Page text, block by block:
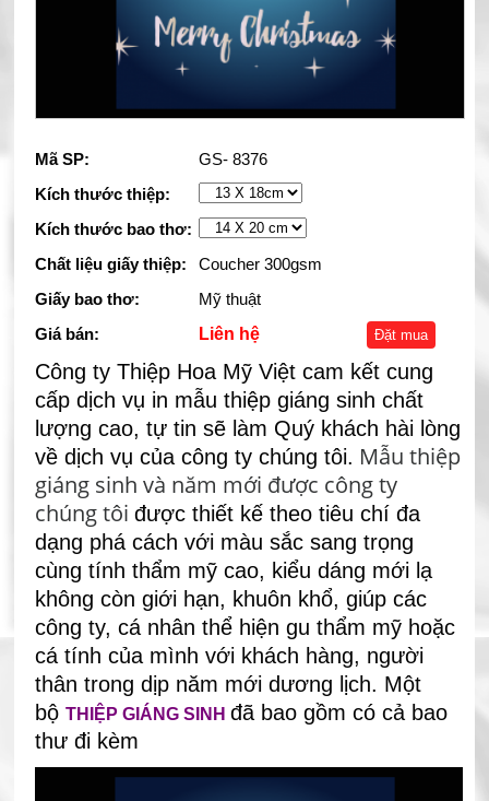
Mã SP:
GS- 8376
Kích thước thiệp:
Kích thước bao thơ:
Chất liệu giấy thiệp:
Coucher 300gsm
Giấy bao thơ:
Mỹ thuật
Giá bán:
Liên hệ Đặt mua
Công ty Thiệp Hoa Mỹ Việt cam kết cung
cấp dịch vụ in mẫu thiệp giáng sinh chất
lượng cao, tự tin sẽ làm Quý khách hài lòng
về dịch vụ của công ty chúng tôi. Mẫu thiệp
giáng sinh và năm mới được công ty
chúng tôi được thiết kế theo tiêu chí đa
dạng phá cách với màu sắc sang trọng
cùng tính thẩm mỹ cao, kiểu dáng mới lạ
không còn giới hạn, khuôn khổ, giúp các
công ty, cá nhân thể hiện gu thẩm mỹ hoặc
cá tính của mình với khách hàng, người
thân trong dịp năm mới dương lịch. Một
bộ THIỆP GIÁNG SINH đã bao gồm có cả bao
thư đi kèm